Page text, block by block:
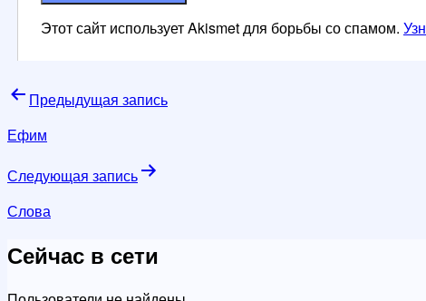
Этот сайт использует Akismet для борьбы со спамом.
Навигация
по
Предыдущая запись
Ефим
Следующая запись
Слова
Сейчас в сети